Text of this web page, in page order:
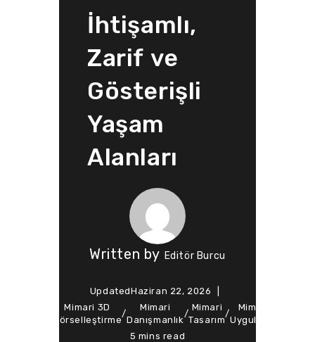
İhtişamlı,
Zarif ve
Gösterişli
Yaşam
Alanları
Written by Editör Burcu
UpdatedHaziran 22, 2026
Mimari 3D
Görselleştirme
/
Mimari
Danışmanlık
/
Mimari
Tasarım
/
Mimari
Uygulama
5 mins read